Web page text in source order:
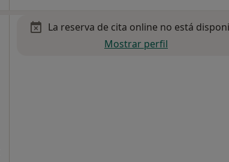
La reserva de cita online no está
Mostrar perfil